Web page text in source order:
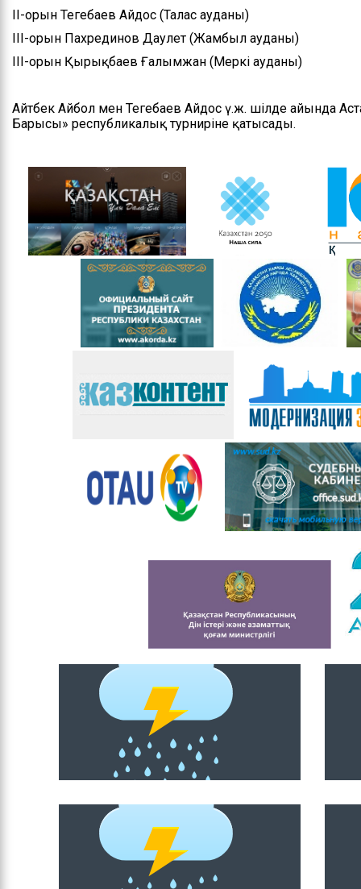
Мемлекеттік
қызметке кіру
бойынша ақпарат
ІІ-орын Теңгебаев Айдос (Талас ауданы)
ІІІ-орын Пахрединов Даулет (Жамбыл ауданы)
ІІІ-орын Қырықбаев Ғалымжан (Меркі ауданы)
Айтбек Айбол мен Теңгебаев Айдос ү.ж. шілде айында
Барысы» республикалық турниріне қатысады.